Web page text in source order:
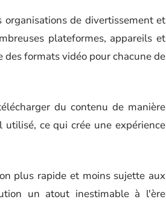
de divertissement et
plateformes, appareils et
formats vidéo pour chacune de
du contenu de manière
ce qui crée une expérience
plus rapide et moins sujette aux
un atout inestimable à l'ère